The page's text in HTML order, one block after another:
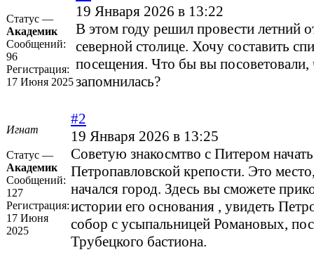
Статус —
Академик
Сообщений:
96
Регистрация:
17 Июня 2025
19 Января 2026 в 13:22
В этом году решил провести летний
северной столице. Хочу составить
посещения. Что бы вы посоветовали,
запомнилась?
Игнат
Статус —
Академик
Сообщений:
127
Регистрация:
17 Июня
2025
#2
19 Января 2026 в 13:25
Советую знакосмтво с Питером
Петропавловской крепости. Это
начался город. Здесь вы сможете
истории его основания , увидеть
собор с усыпальницей Романовых,
Трубецкого бастиона.